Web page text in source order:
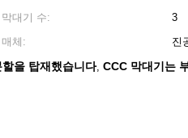
막대기 수:
3
매체:
진
을 탑재했습니다, CCC 막대기는